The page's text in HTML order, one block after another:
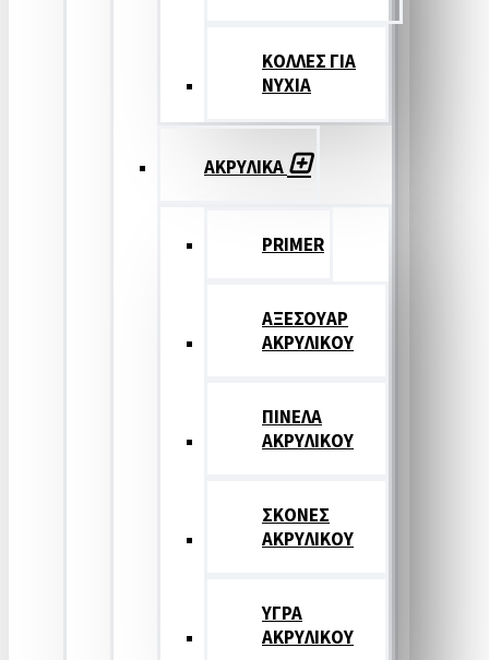
ΚΟΛΛΕΣ ΓΙΑ
ΝΥΧΙΑ
ΑΚΡΥΛΙΚΑ
PRIMER
ΑΞΕΣΟΥΑΡ
ΑΚΡΥΛΙΚΟΥ
ΠΙΝΕΛΑ
ΑΚΡΥΛΙΚΟΥ
ΣΚΟΝΕΣ
ΑΚΡΥΛΙΚΟΥ
ΥΓΡΑ
ΑΚΡΥΛΙΚΟΥ